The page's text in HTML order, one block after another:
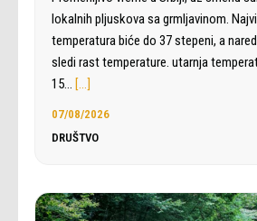
lokalnih pljuskova sa grmljavinom.
temperatura biće do 37 stepeni, a
sledi rast temperature. utarnja
15… […]
07/08/2026
DRUŠTVO